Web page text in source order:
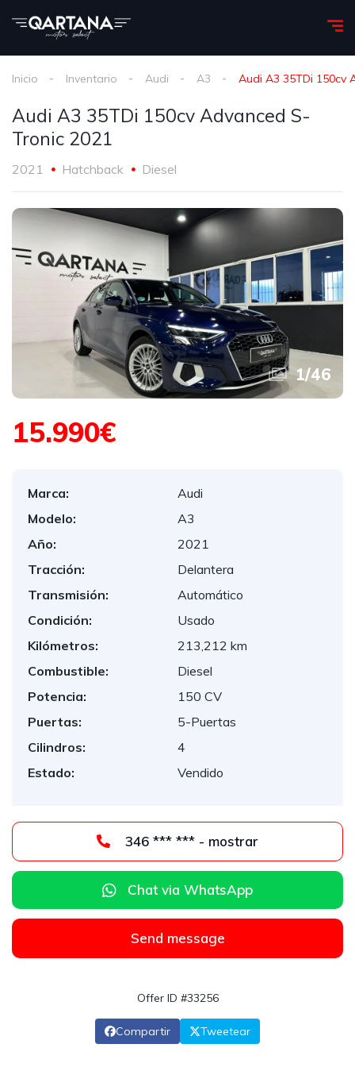
Inicio Inventario Audi A3 Audi A3 35TDi 150cv
Audi A3 35TDi 150cv Advanced S-
Tronic 2021
2021 Hatchback Diesel
1/46
15.990€
Marca:
Audi
Modelo:
A3
Año:
2021
Tracción:
Delantera
Transmisión:
Automático
Condición:
Usado
Kilómetros:
213,212 km
Combustible:
Diesel
Potencia:
150 CV
Puertas:
5-Puertas
Cilindros:
4
Estado:
Vendido
346 *** *** - mostrar
Chat via WhatsApp
Send message
Offer ID #33256
Compartir Tweetear